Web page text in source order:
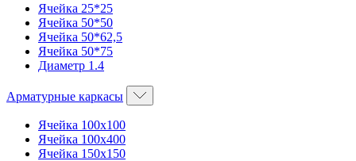
Ячейка 25*25
Ячейка 50*50
Ячейка 50*62,5
Ячейка 50*75
Диаметр 1.4
Арматурные каркасы
Ячейка 100х100
Ячейка 100х400
Ячейка 150х150